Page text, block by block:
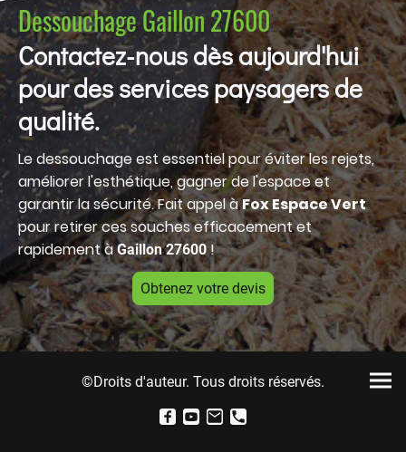
Dessouchage Gaillon 27600
Contactez-nous dès aujourd'hui
pour des services paysagers de
qualité.
Le dessouchage est essentiel pour éviter les rejets,
améliorer l'esthétique, gagner de l'espace et
garantir la sécurité. Fait appel àFox Espace Vert
pour retirer ces souches efficacement et
rapidement àGaillon 27600!
Obtenez votre devis
©Droits d'auteur. Tous droits réservés.